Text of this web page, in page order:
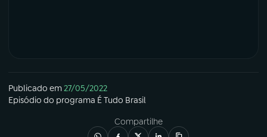
Publicado em27/05/2022
Episódio do programa É Tudo Brasil
Compartilhe